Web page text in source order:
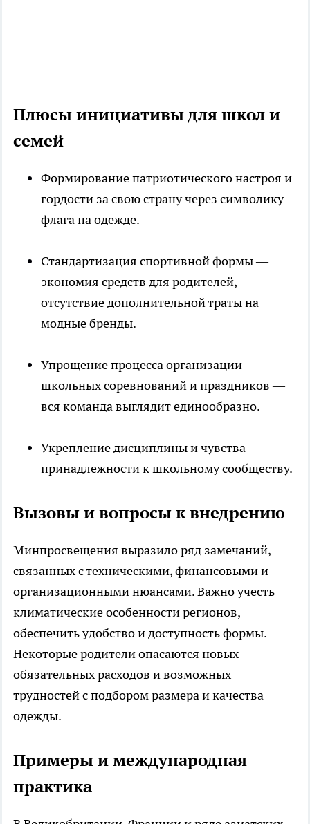
Плюсы инициативы для школ и
семей
Формирование патриотического настроя и
гордости за свою страну через символику
флага на одежде.
Стандартизация спортивной формы —
экономия средств для родителей,
отсутствие дополнительной траты на
модные бренды.
Упрощение процесса организации
школьных соревнований и праздников —
вся команда выглядит единообразно.
Укрепление дисциплины и чувства
принадлежности к школьному сообществу.
Вызовы и вопросы к внедрению
Минпросвещения выразило ряд замечаний,
связанных с техническими, финансовыми и
организационными нюансами. Важно учесть
климатические особенности регионов,
обеспечить удобство и доступность формы.
Некоторые родители опасаются новых
обязательных расходов и возможных
трудностей с подбором размера и качества
одежды.
Примеры и международная
практика